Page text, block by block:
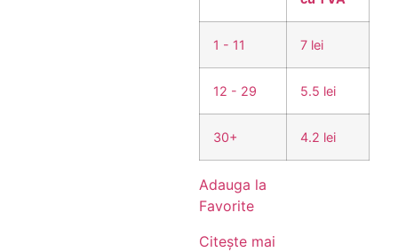
1 - 11 7 lei
12 - 29 5.5 lei
30+ 4.2 lei
Adauga la
Favorite
Citește mai